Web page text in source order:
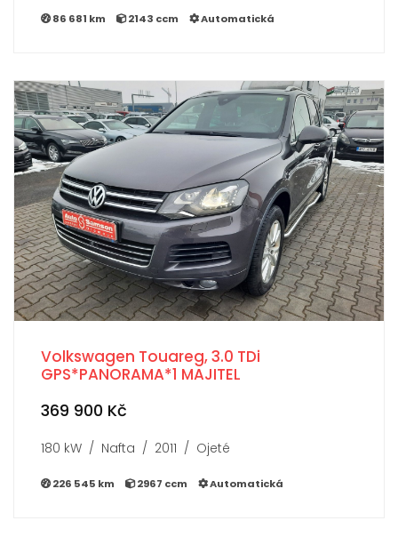
86 681 km 2143 ccm Automatická
Volkswagen Touareg, 3.0 TDi
GPS*PANORAMA*1 MAJITEL
369 900 Kč
180 kW / Nafta / 2011 / Ojeté
226 545 km 2967 ccm Automatická